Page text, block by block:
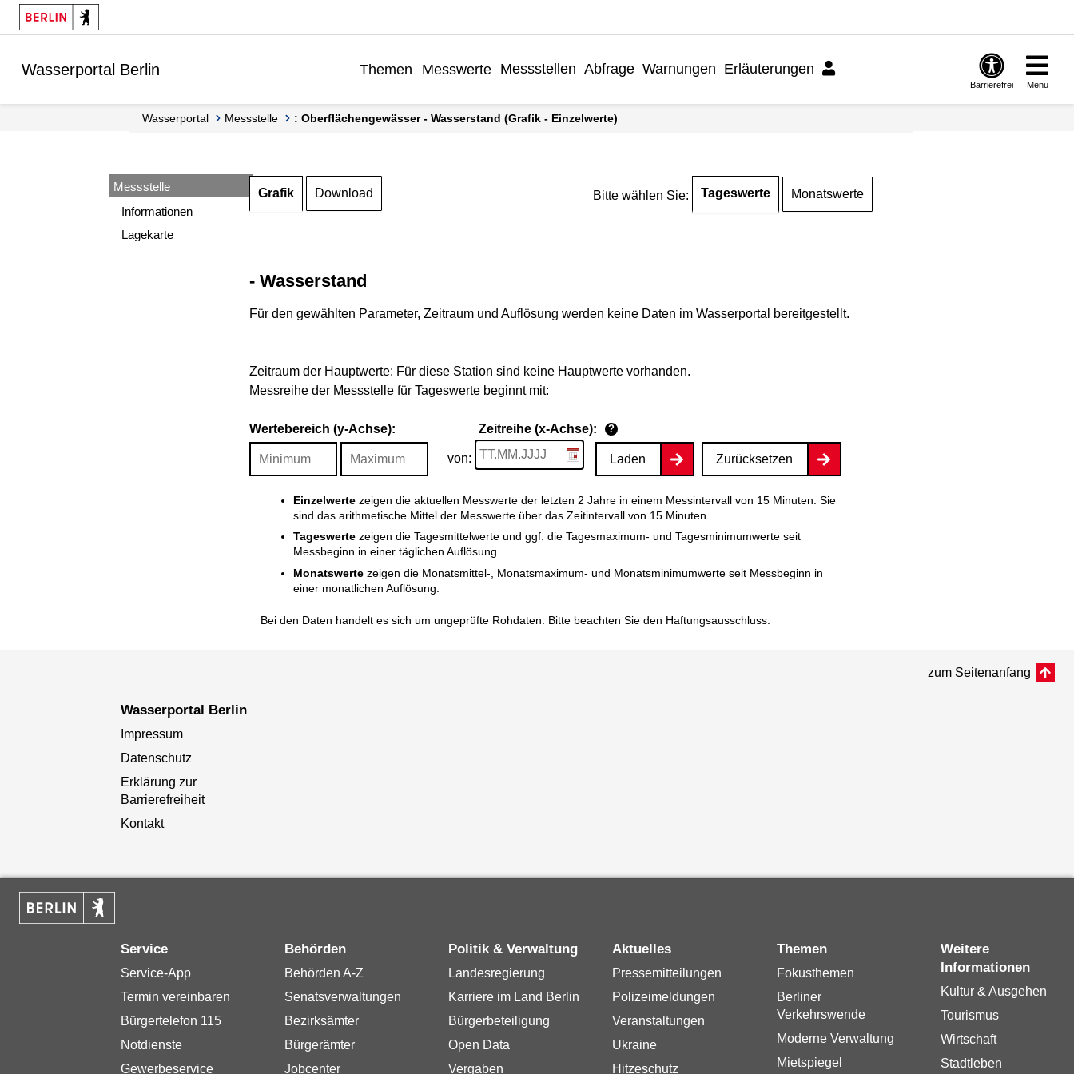
Springe zur Navigation
Springe zum Inhalt
Wasserportal Berlin Themen Messwerte Messstellen Abfrage Warnungen Erläuterungen
Barrierefrei Menü
Wasserportal Messstelle : Oberflächengewässer - Wasserstand (Grafik - Einzelwerte)
Messstelle
Informationen
Lagekarte
Grafik Download Bitte wählen Sie: Tageswerte Monatswerte
- Wasserstand
Für den gewählten Parameter, Zeitraum und Auflösung werden keine Daten im Wasserportal bereitgestellt.
Zeitraum der Hauptwerte: Für diese Station sind keine Hauptwerte vorhanden.
Messreihe der Messstelle für Tageswerte beginnt mit:
Wertebereich (y-Achse): Zeitreihe (x-Achse): ?
von: Laden Zurücksetzen
Einzelwertezeigen die aktuellen Messwerte der letzten 2 Jahre in einem Messintervall von 15 Minuten. Sie
sind das arithmetische Mittel der Messwerte über das Zeitintervall von 15 Minuten.
Tageswertezeigen die Tagesmittelwerte und ggf. die Tagesmaximum- und Tagesminimumwerte seit
Messbeginn in einer täglichen Auflösung.
Monatswertezeigen die Monatsmittel-, Monatsmaximum- und Monatsminimumwerte seit Messbeginn in
einer monatlichen Auflösung.
Bei den Daten handelt es sich um ungeprüfte Rohdaten. Bitte beachten Sie den Haftungsausschluss.
zum Seitenanfang
Wasserportal Berlin
Impressum
Datenschutz
Erklärung zur
Barrierefreiheit
Kontakt
Service
Service-App
Termin vereinbaren
Bürgertelefon 115
Notdienste
Gewerbeservice
Behörden
Behörden A-Z
Senatsverwaltungen
Bezirksämter
Bürgerämter
Jobcenter
Politik & Verwaltung
Landesregierung
Karriere im Land Berlin
Bürgerbeteiligung
Open Data
Vergaben
Aktuelles
Pressemitteilungen
Polizeimeldungen
Veranstaltungen
Ukraine
Hitzeschutz
Themen
Fokusthemen
Berliner
Verkehrswende
Moderne Verwaltung
Mietspiegel
Weitere
Informationen
Kultur & Ausgehen
Tourismus
Wirtschaft
Stadtleben